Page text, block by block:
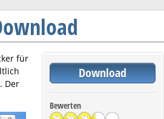
für
Der
Download
Bewerten